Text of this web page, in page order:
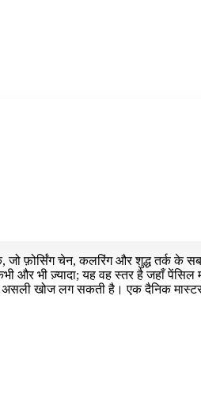
फ़ोर्सिंग चेन, कलरिंग और शुद्ध तर्क के
और भी ज़्यादा; यह वह स्तर है जहाँ
में असली खोज लग सकती है। एक दैनिक